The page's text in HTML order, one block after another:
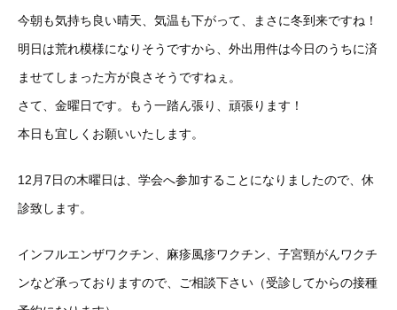
今朝も気持ち良い晴天、気温も下がって、まさに冬到来ですね！
明日は荒れ模様になりそうですから、外出用件は今日のうちに済
ませてしまった方が良さそうですねぇ。
さて、金曜日です。もう一踏ん張り、頑張ります！
本日も宜しくお願いいたします。
12月7日の木曜日は、学会へ参加することになりましたので、休
診致します。
インフルエンザワクチン、麻疹風疹ワクチン、子宮頸がんワクチ
ンなど承っておりますので、ご相談下さい（受診してからの接種